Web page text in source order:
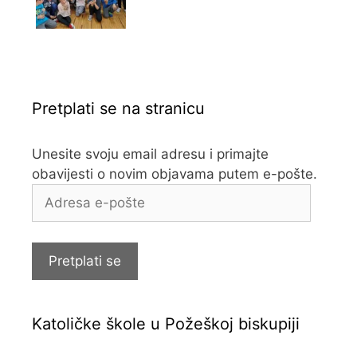
Pretplati se na stranicu
Unesite svoju email adresu i primajte
obavijesti o novim objavama putem e-pošte.
Adresa
Pretplati se
Katoličke škole u Požeškoj biskupiji